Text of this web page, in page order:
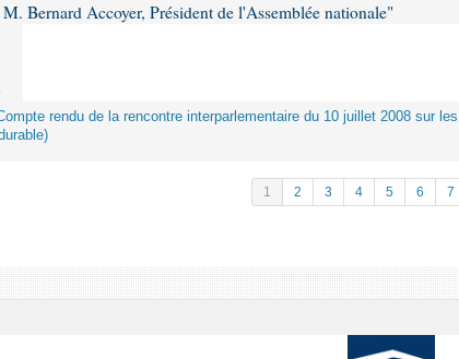
M. Bernard Accoyer, Président de l'Assemblée nationale"
rendu de la rencontre interparlementaire du 10 juillet 2008 sur
1 2 3 4 5 6 7